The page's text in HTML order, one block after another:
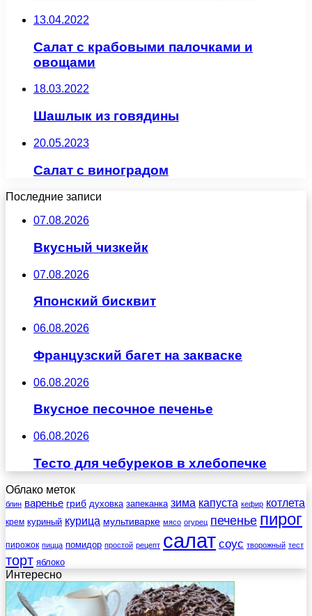
13.04.2022
Салат с крабовыми палочками и
овощами
18.03.2022
Шашлык из говядины
20.05.2023
Салат с виноградом
Последние записи
07.08.2026
Вкусный чизкейк
07.08.2026
Японский бисквит
06.08.2026
Французский багет на закваске
06.08.2026
Вкусное песочное печенье
06.08.2026
Тесто для чебуреков в хлебопечке
Облако меток
блин варенье гриб духовка запеканка зима капуста кефир котлета
крем куриный курица мультиварке мясо огурец печенье пирог
пирожок пицца помидор простой рецепт салат соус творожный тест
торт яблоко
Интересно